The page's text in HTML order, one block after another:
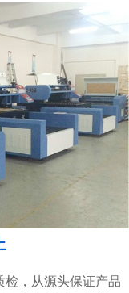
，从源头保证产品